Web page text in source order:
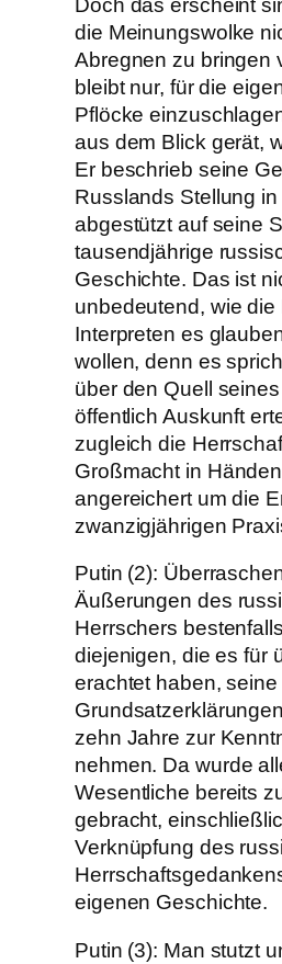
Doch das erscheint
die Meinungswolke
Abregnen zu bringen
bleibt nur, für die
Pflöcke
aus dem Blick gerät,
Er beschrieb seine
Russlands Stellung in
abgestützt auf seine
tausendjährige
Geschichte. Das ist
unbedeutend, wie die
Interpreten es
wollen, denn es
über den Quell
öffentlich Auskunft
zugleich die
Großmacht in
angereichert um die
zwanzigjährigen
Putin (2):
Äußerungen des
Herrschers
diejenigen, die es für
erachtet haben, seine
zehn Jahre zur
nehmen. Da wurde
Wesentliche bereits
gebracht,
Verknüpfung des
eigenen Geschichte.
Putin (3): Man stutzt